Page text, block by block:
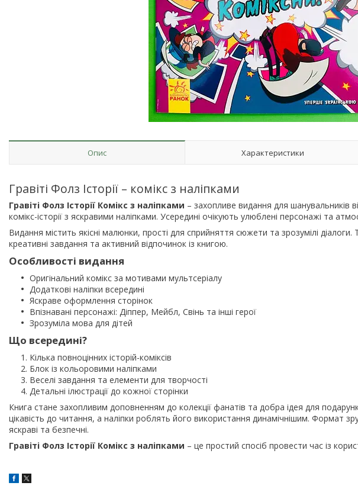
Опис Характеристики
Гравіті Фолз Історії – комікс з наліпками
Гравіті Фолз Історії Комікс з наліпками – захопливе видання для шанувальників
комікс-історії з яскравими наліпками. Усередині очікують улюблені персонажі та
Видання містить якісні малюнки, прості для сприйняття сюжети та зрозумілі діалоги.
креативні завдання та активний відпочинок із книгою.
Особливості видання
Оригінальний комікс за мотивами мультсеріалу
Додаткові наліпки всередині
Яскраве оформлення сторінок
Впізнавані персонажі: Діппер, Мейбл, Свінь та інші герої
Зрозуміла мова для дітей
Що всередині?
Кілька повноцінних історій-коміксів
Блок із кольоровими наліпками
Веселі завдання та елементи для творчості
Детальні ілюстрації до кожної сторінки
Книга стане захопливим доповненням до колекції фанатів та добра ідея для
цікавість до читання, а наліпки роблять його використання динамічнішим. Формат
яскраві та безпечні.
Гравіті Фолз Історії Комікс з наліпками – це простий спосіб провести час із